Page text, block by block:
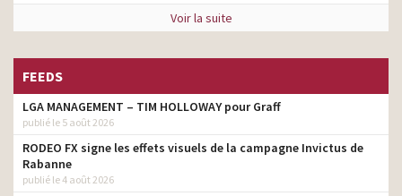
Voir la suite
FEEDS
LGA MANAGEMENT – TIM HOLLOWAY pour Graff
publié le 5 août 2026
RODEO FX signe les effets visuels de la campagne Invictus de
Rabanne
publié le 4 août 2026